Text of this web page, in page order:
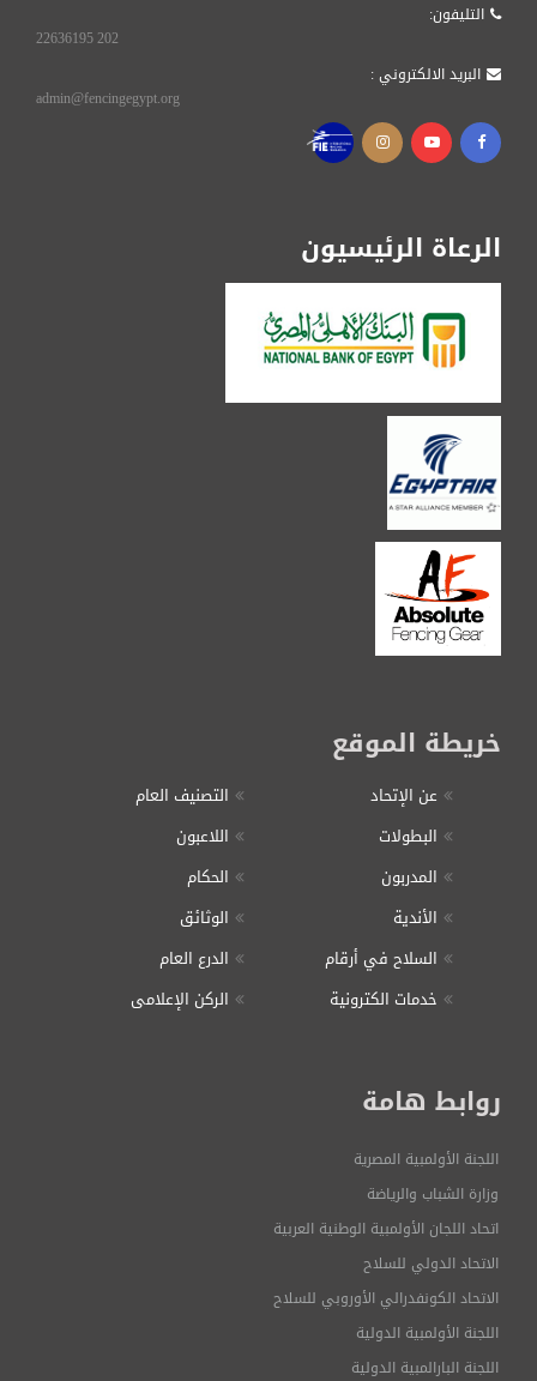
التليفون:
22636195 202
البريد الالكتروني :
admin@fencingegypt.org
الرعاة الرئيسيون
خريطة الموقع
عن الإتحاد
التصنيف العام
البطولات
اللاعبون
المدربون
الحكام
الأندية
الوثائق
السلاح في أرقام
الدرع العام
خدمات الكترونية
الركن الإعلامى
روابط هامة
اللجنة الأولمبية المصرية
وزارة الشباب والرياضة
اتحاد اللجان الأولمبية الوطنية العربية
الاتحاد الدولي للسلاح
الاتحاد الكونفدرالي الأوروبي للسلاح
اللجنة الأولمبية الدولية
اللجنة البارالمبية الدولية